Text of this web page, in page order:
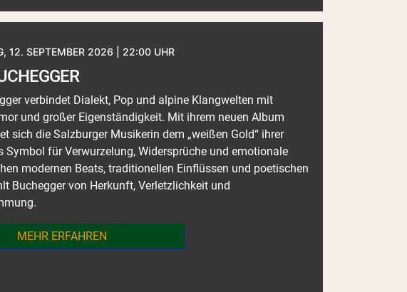
12. SEPTEMBER 2026 | 22:00 UHR
verbindet Dialekt, Pop und alpine Klangwelten mit
und großer Eigenständigkeit. Mit ihrem neuen Album
sich die Salzburger Musikerin dem „weißen Gold“ ihrer
Symbol für Verwurzelung, Widersprüche und emotionale
modernen Beats, traditionellen Einflüssen und poetischen
Buchegger von Herkunft, Verletzlichkeit und
MEHR ERFAHREN